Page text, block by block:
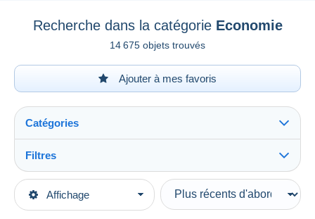
Recherche dans la catégorie Economie
14 675 objets trouvés
Ajouter à mes favoris
Affichage
Catégories
Catégories principales
Filtres
Types de vente
En cours